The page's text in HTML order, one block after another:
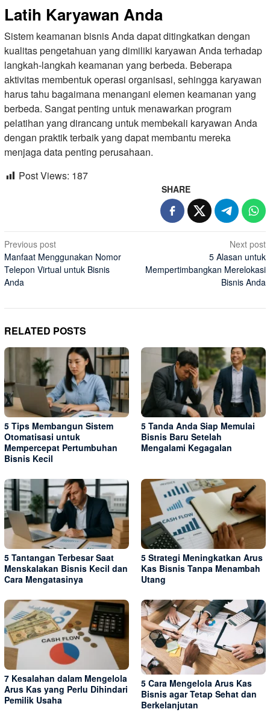
Latih Karyawan Anda
Sistem keamanan bisnis Anda dapat ditingkatkan dengan
kualitas pengetahuan yang dimiliki karyawan Anda terhadap
langkah-langkah keamanan yang berbeda. Beberapa
aktivitas membentuk operasi organisasi, sehingga karyawan
harus tahu bagaimana menangani elemen keamanan yang
berbeda. Sangat penting untuk menawarkan program
pelatihan yang dirancang untuk membekali karyawan Anda
dengan praktik terbaik yang dapat membantu mereka
menjaga data penting perusahaan.
Post Views: 187
SHARE
Post
navigation
Previous post
Manfaat Menggunakan Nomor
Telepon Virtual untuk Bisnis
Anda
Next post
5 Alasan untuk
Mempertimbangkan Merelokasi
Bisnis Anda
RELATED POSTS
5 Tips Membangun Sistem
Otomatisasi untuk
Mempercepat Pertumbuhan
Bisnis Kecil
5 Tanda Anda Siap Memulai
Bisnis Baru Setelah
Mengalami Kegagalan
5 Tantangan Terbesar Saat
Menskalakan Bisnis Kecil dan
Cara Mengatasinya
5 Strategi Meningkatkan Arus
Kas Bisnis Tanpa Menambah
Utang
7 Kesalahan dalam Mengelola
Arus Kas yang Perlu Dihindari
Pemilik Usaha
5 Cara Mengelola Arus Kas
Bisnis agar Tetap Sehat dan
Berkelanjutan